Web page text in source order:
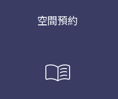
空間預約
menu_book